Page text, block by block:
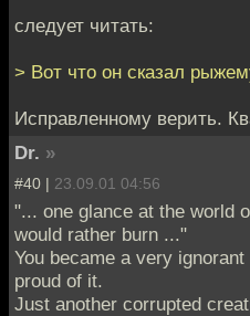
следует читать:
> Вот что он сказал
Исправленному верить.
Dr. »
#40 | 23.09.01 04:56
"... one glance at the world
would rather burn ..."
You became a very
proud of it.
Just another corrupted